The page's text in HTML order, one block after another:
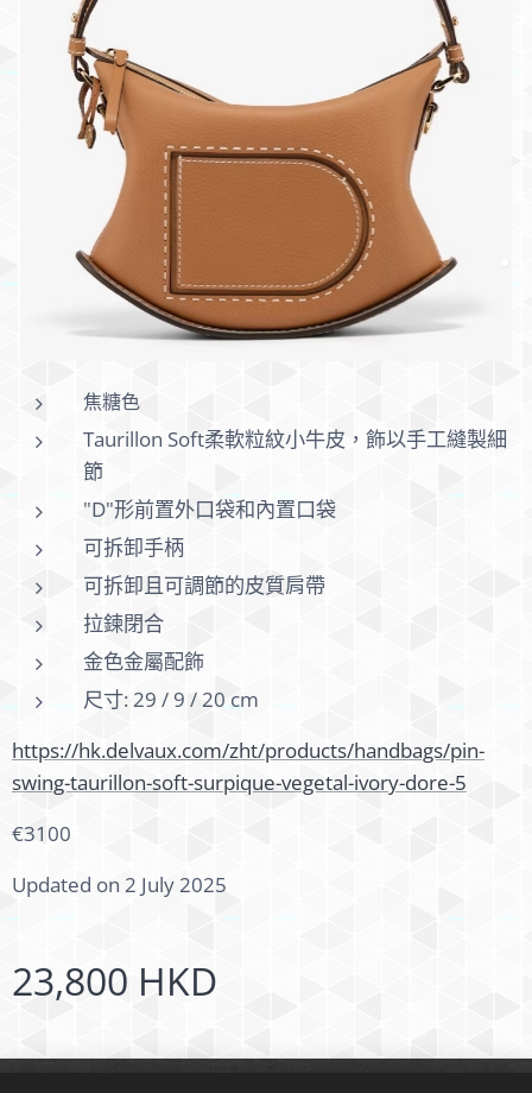
焦糖色
Taurillon Soft柔軟粒紋小牛皮，飾以手工縫製細
節
"D"形前置外口袋和內置口袋
可拆卸手柄
可拆卸且可調節的皮質肩帶
拉鍊閉合
金色金屬配飾
尺寸: 29 / 9 / 20 cm
https://hk.delvaux.com/zht/products/handbags/pin-
swing-taurillon-soft-surpique-vegetal-ivory-dore-5
€3100
Updated on 2 July 2025
23,800 HKD